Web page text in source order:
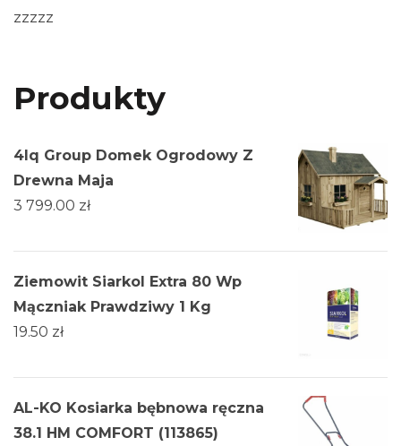
zzzzz
Produkty
4Iq Group Domek Ogrodowy Z
Drewna Maja
3 799.00 zł
Ziemowit Siarkol Extra 80 Wp
Mączniak Prawdziwy 1 Kg
19.50 zł
AL-KO Kosiarka bębnowa ręczna
38.1 HM COMFORT (113865)